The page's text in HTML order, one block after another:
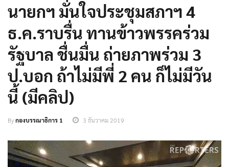
นายกฯ มั่นใจประชุมสภาฯ 4
ธ.ค.ราบรื่น ทานข้าวพรรคร่วม
รัฐบาล ชื่นมื่น ถ่ายภาพร่วม 3
ป.บอก ถ้าไม่มีพี่ 2 คน ก็ไม่มีวัน
นี้ (มีคลิป)
Byกองบรรณาธิการ 1 3 ธันวาคม 2019